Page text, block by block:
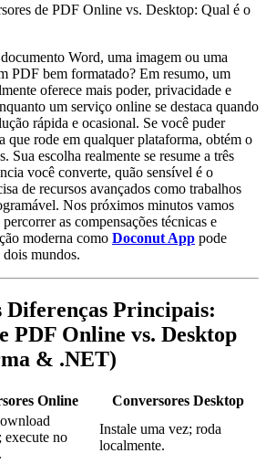
de PDF Online vs. Desktop: Qual é o
Word, uma imagem ou uma
PDF bem formatado? Em resumo, um
oferece mais poder, privacidade e
um serviço online se destaca quando
rápida e ocasional. Se você puder
que rode em qualquer plataforma, obtém o
Sua escolha realmente se resume a três
você converte, quão sensível é o
de recursos avançados como trabalhos
Nos próximos minutos vamos
as compensações técnicas e
moderna como Doconut App pode
dois mundos.
Diferenças Principais:
PDF Online vs. Desktop
& .NET)
Online Conversores Desktop
execute no
Instale uma vez; roda
localmente.